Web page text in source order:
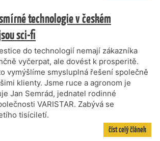
technologie v českém
sci-fi
do technologií nemají zákazníka
vyčerpat, ale dovést k prosperitě.
vymýšlíme smysluplná řešení společně
klienty. Jsme ruce a agronom je
Jan Semrád, jednatel rodinné
VARISTAR. Zabývá se
tisíciletí.
číst celý článek